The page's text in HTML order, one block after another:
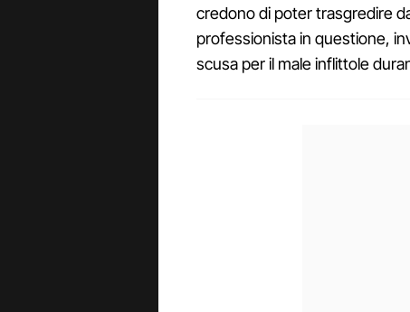
credono di poter trasgredire
professionista in questione,
scusa per il male inflittole